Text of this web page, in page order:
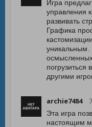
Игра
управления
развивать
Графика
уникальным.
погрузиться
другими
archie7484
Эта игра
настоящим